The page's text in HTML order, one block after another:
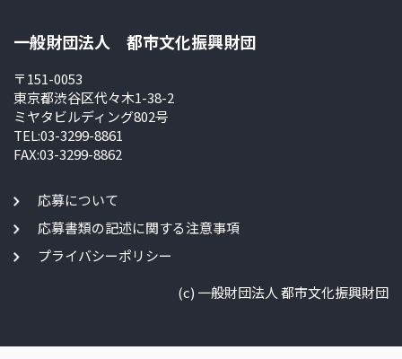
一般財団法人 都市文化振興財団
〒151-0053
東京都渋谷区代々木1-38-2
ミヤタビルディング802号
TEL:03-3299-8861
FAX:03-3299-8862
応募について
応募書類の記述に関する注意事項
プライバシーポリシー
(c) 一般財団法人 都市文化振興財団